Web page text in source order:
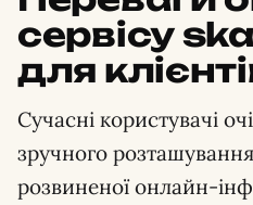
сервісу
для
Сучасні користувачі
зручного
розвиненої онлайн-